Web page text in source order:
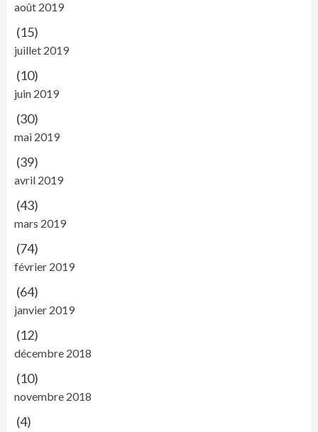
août 2019
(15)
juillet 2019
(10)
juin 2019
(30)
mai 2019
(39)
avril 2019
(43)
mars 2019
(74)
février 2019
(64)
janvier 2019
(12)
décembre 2018
(10)
novembre 2018
(4)